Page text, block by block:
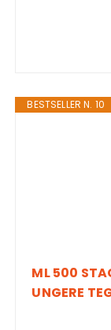
BESTSELLER N. 10
ML 500
UNGERE